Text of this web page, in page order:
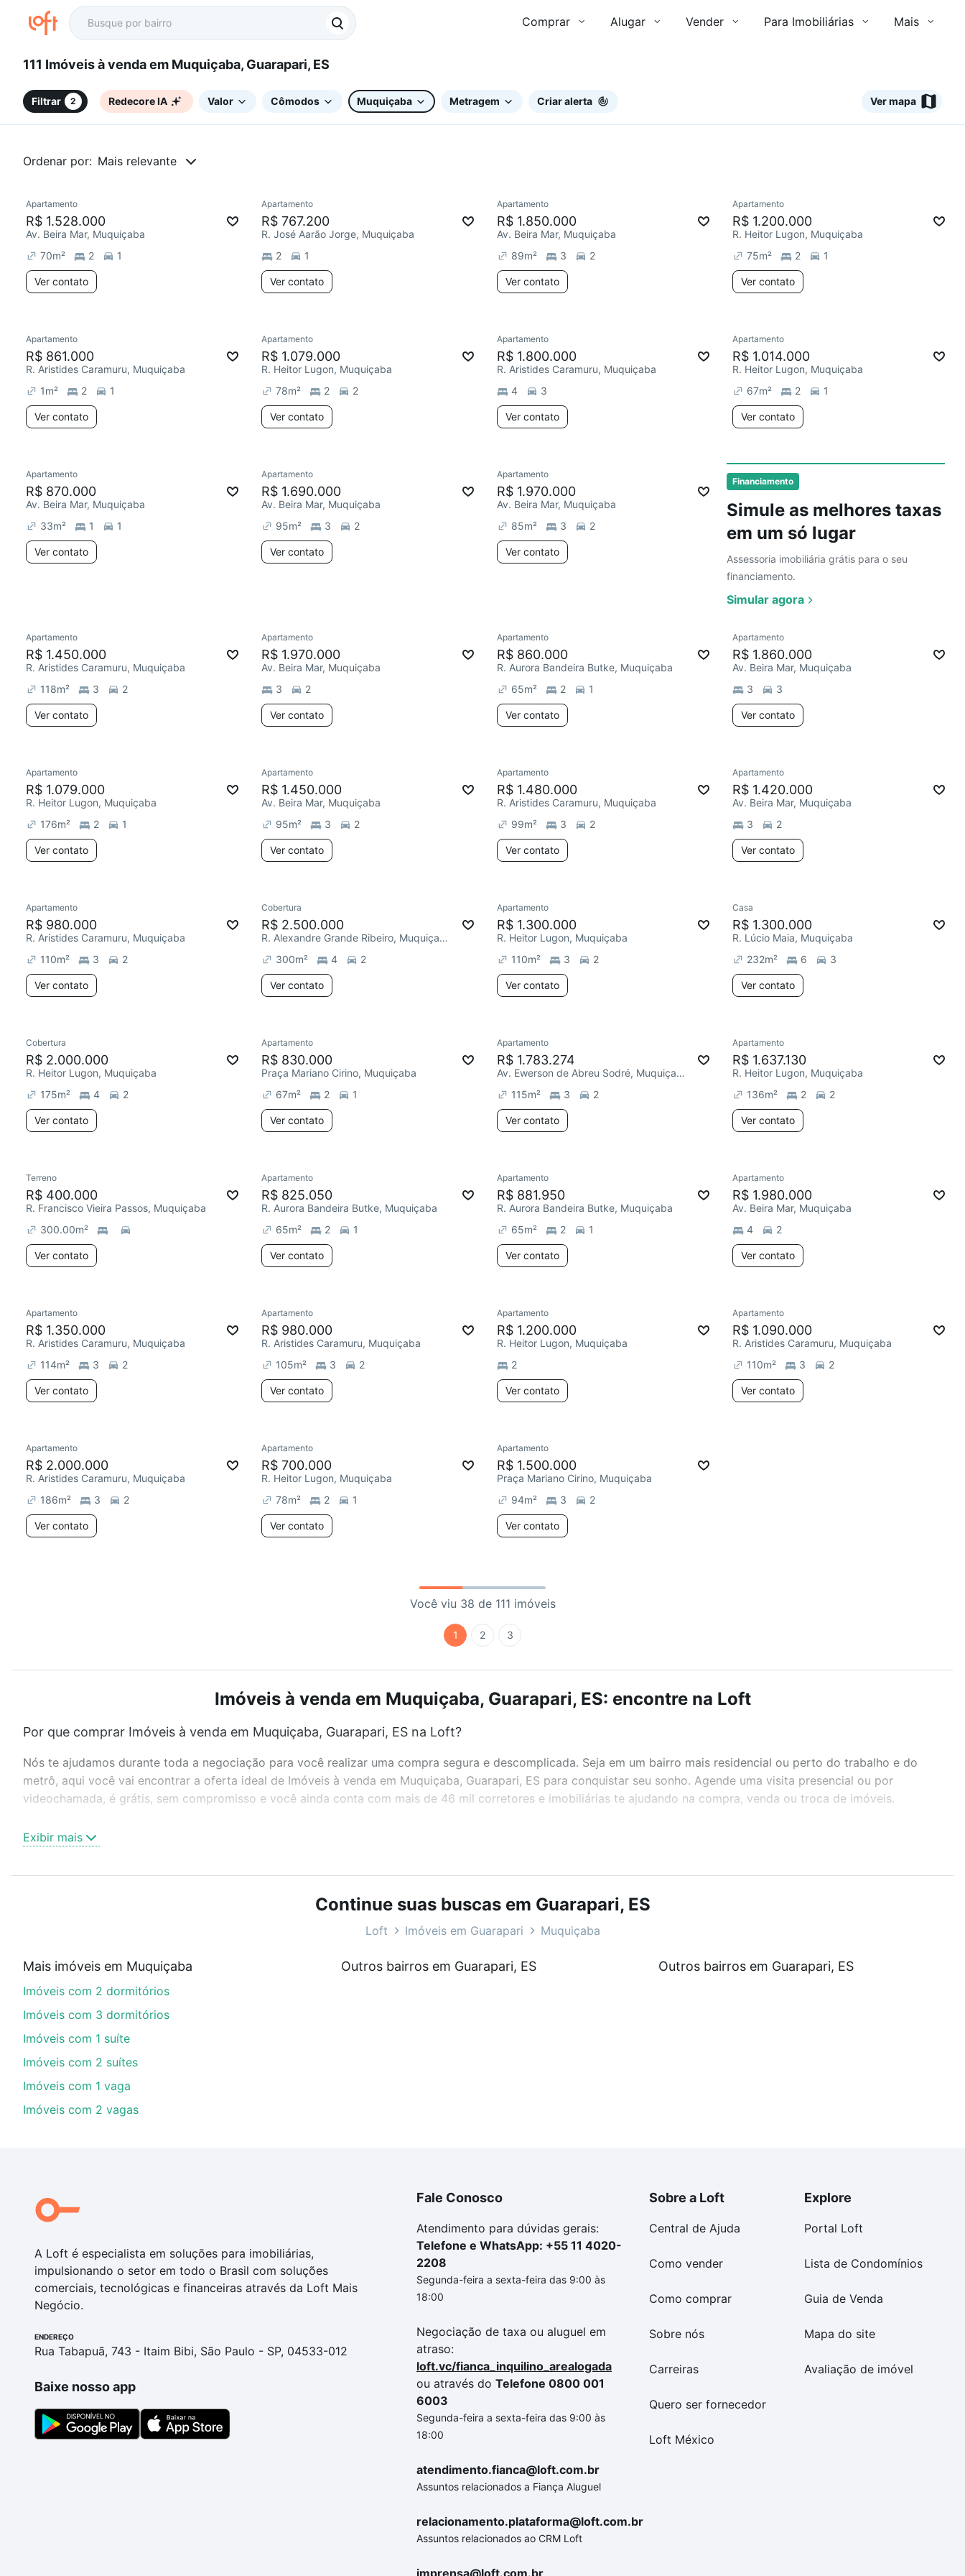
Comprar Alugar Vender Para Imobiliárias Mais
111 Imóveis à venda em Muquiçaba, Guarapari, ES
Filtrar 2 Redecore IA Valor Cômodos Muquiçaba Metragem Criar alerta Ver mapa
Ordenar por: Mais relevante
Financiamento
Simule as melhores taxas
em um só lugar
Assessoria imobiliária grátis para o seu
financiamento.
Simular agora
Apartamento
R$ 1.528.000
Av. Beira Mar, Muquiçaba
70m² 2 1
Ver contato
Apartamento
R$ 767.200
R. José Aarão Jorge, Muquiçaba
2
1
Ver contato
Apartamento
R$ 1.850.000
Av. Beira Mar, Muquiçaba
89m² 3 2
Ver contato
Apartamento
R$ 1.200.000
R. Heitor Lugon, Muquiçaba
75m² 2 1
Ver contato
Apartamento
R$ 861.000
R. Aristides Caramuru, Muquiçaba
1m² 2 1
Ver contato
Apartamento
R$ 1.079.000
R. Heitor Lugon, Muquiçaba
78m² 2 2
Ver contato
Redecorar
Apartamento
R$ 1.800.000
R. Aristides Caramuru, Muquiçaba
4
3
Ver contato
Apartamento
R$ 1.014.000
R. Heitor Lugon, Muquiçaba
67m² 2 1
Ver contato
Ver
Apartamento
R$ 870.000
Av. Beira Mar, Muquiçaba
33m² 1 1
Ver contato
Apartamento
R$ 1.690.000
Av. Beira Mar, Muquiçaba
95m² 3 2
Ver contato
Redecorar
Apartamento
R$ 1.970.000
Av. Beira Mar, Muquiçaba
85m² 3 2
Ver contato
Redecorar
Apartamento
R$ 1.450.000
R. Aristides Caramuru, Muquiçaba
118m² 3 2
Ver contato
Apartamento
R$ 1.970.000
Av. Beira Mar, Muquiçaba
3
2
Ver contato
Apartamento
R$ 860.000
R. Aurora Bandeira Butke, Muquiçaba
65m² 2 1
Ver contato
Apartamento
R$ 1.860.000
Av. Beira Mar, Muquiçaba
3
3
Ver contato
Apartamento
R$ 1.079.000
R. Heitor Lugon, Muquiçaba
176m² 2 1
Ver contato
Apartamento
R$ 1.450.000
Av. Beira Mar, Muquiçaba
95m² 3 2
Ver contato
Apartamento
R$ 1.480.000
R. Aristides Caramuru, Muquiçaba
99m² 3 2
Ver contato
Apartamento
R$ 1.420.000
Av. Beira Mar, Muquiçaba
3
2
Ver contato
Apartamento
R$ 980.000
R. Aristides Caramuru, Muquiçaba
110m² 3 2
Ver contato
Cobertura
R$ 2.500.000
R. Alexandre Grande Ribeiro, Muquiçaba
300m² 4 2
Ver contato
Apartamento
R$ 1.300.000
R. Heitor Lugon, Muquiçaba
110m² 3 2
Ver contato
Casa
R$ 1.300.000
R. Lúcio Maia, Muquiçaba
232m² 6 3
Ver contato
Cobertura
R$ 2.000.000
R. Heitor Lugon, Muquiçaba
175m² 4 2
Ver contato
Apartamento
R$ 830.000
Praça Mariano Cirino, Muquiçaba
67m² 2 1
Ver contato
Apartamento
R$ 1.783.274
Av. Ewerson de Abreu Sodré, Muquiçaba
115m² 3 2
Ver contato
Apartamento
R$ 1.637.130
R. Heitor Lugon, Muquiçaba
136m² 2 2
Ver contato
Terreno
R$ 400.000
R. Francisco Vieira Passos, Muquiçaba
300.00m²
Ver contato
Apartamento
R$ 825.050
R. Aurora Bandeira Butke, Muquiçaba
65m² 2 1
Ver contato
Apartamento
R$ 881.950
R. Aurora Bandeira Butke, Muquiçaba
65m² 2 1
Ver contato
Apartamento
R$ 1.980.000
Av. Beira Mar, Muquiçaba
4
2
Ver contato
Apartamento
R$ 1.350.000
R. Aristides Caramuru, Muquiçaba
114m² 3 2
Ver contato
Apartamento
R$ 980.000
R. Aristides Caramuru, Muquiçaba
105m² 3 2
Ver contato
Apartamento
R$ 1.200.000
R. Heitor Lugon, Muquiçaba
2
Ver contato
Apartamento
R$ 1.090.000
R. Aristides Caramuru, Muquiçaba
110m² 3 2
Ver contato
Apartamento
R$ 2.000.000
R. Aristides Caramuru, Muquiçaba
186m² 3 2
Ver contato
Apartamento
R$ 700.000
R. Heitor Lugon, Muquiçaba
78m² 2 1
Ver contato
Apartamento
R$ 1.500.000
Praça Mariano Cirino, Muquiçaba
94m² 3 2
Ver contato
Você viu 38 de 111 imóveis
1 2 3
Imóveis à venda em Muquiçaba, Guarapari, ES: encontre na Loft
Por que comprar Imóveis à venda em Muquiçaba, Guarapari, ES na Loft?
Nós te ajudamos durante toda a negociação para você realizar uma compra segura e descomplicada. Seja em um bairro mais residencial ou perto do trabalho e do
metrô, aqui você vai encontrar a oferta ideal de Imóveis à venda em Muquiçaba, Guarapari, ES para conquistar seu sonho. Agende uma visita presencial ou por
videochamada, é grátis, sem compromisso e você ainda conta com mais de 46 mil corretores e imobiliárias te ajudando na compra, venda ou troca de imóveis.
ou sem vaga de garagem para combinar perfeitamente com o preço, metragem e comodidades, como piscina, academia, salão de festas ou área verde e encontrar
Imóveis à venda em Muquiçaba, Guarapari, ES ideal para você na Loft.
Qual o preço de Imóveis à venda em Muquiçaba, Guarapari, ES?
Aqui na Loft temos a oferta ideal para você, com Imóveis à venda em Muquiçaba, Guarapari, ES que custam a partir de R$ 0 e com nossas opções de financiamento
imobiliário as parcelas podem se adequar ao seu orçamento. Se ainda tem alguma dúvida dos custos envolvidos no processo de compra, veja em nosso portal
custa comprar um apartamento
Exibir mais
Continue suas buscas em Guarapari, ES
Loft Imóveis em Guarapari Muquiçaba
Mais imóveis em Muquiçaba
Imóveis com 2 dormitórios
Imóveis com 3 dormitórios
Imóveis com 1 suíte
Imóveis com 2 suítes
Imóveis com 1 vaga
Imóveis com 2 vagas
Outros bairros em Guarapari, ES Outros bairros em Guarapari, ES
A Loft é especialista em soluções para imobiliárias,
impulsionando o setor em todo o Brasil com soluções
comerciais, tecnológicas e financeiras através da Loft Mais
Negócio.
ENDEREÇO
Rua Tabapuã, 743 - Itaim Bibi, São Paulo - SP, 04533-012
Baixe nosso app
Fale Conosco
Atendimento para dúvidas gerais:
Telefone e WhatsApp: +55 11 4020-
2208
Segunda-feira a sexta-feira das 9:00 às
18:00
Negociação de taxa ou aluguel em
atraso:
loft.vc/fianca_inquilino_arealogada
ou através do Telefone 0800 001
6003
Segunda-feira a sexta-feira das 9:00 às
18:00
atendimento.fianca@loft.com.br
Assuntos relacionados a Fiança Aluguel
relacionamento.plataforma@loft.com.br
Assuntos relacionados ao CRM Loft
imprensa@loft.com.br
Sobre a Loft
Central de Ajuda
Como vender
Como comprar
Sobre nós
Carreiras
Quero ser fornecedor
Loft México
Explore
Portal Loft
Lista de Condomínios
Guia de Venda
Mapa do site
Avaliação de imóvel